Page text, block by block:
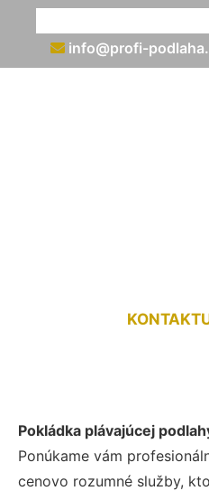
info@profi-
Pokládka plávajúcej
Ponúkame vám
cenovo rozumné služby,